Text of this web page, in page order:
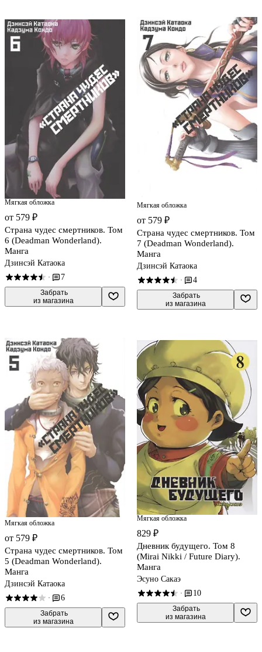
Мягкая обложка
от 579 ₽
Страна чудес смертников. Том
6 (Deadman Wonderland).
Манга
Дзинсэй Катаока
· 7
Забрать
из магазина
Мягкая обложка
от 579 ₽
Страна чудес смертников. Том
7 (Deadman Wonderland).
Манга
Дзинсэй Катаока
· 4
Забрать
из магазина
Мягкая обложка
от 579 ₽
Страна чудес смертников. Том
5 (Deadman Wonderland).
Манга
Дзинсэй Катаока
· 6
Забрать
из магазина
Мягкая обложка
829 ₽
Дневник будущего. Том 8
(Mirai Nikki / Future Diary).
Манга
Эсуно Сакаэ
· 10
Забрать
из магазина